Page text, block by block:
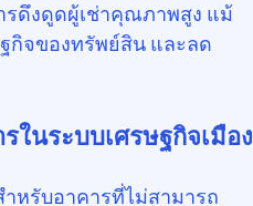
รดึงดูดผู้เช่าคุณภาพสูง แม้
กิจของทรัพย์สิน และลด
ในระบบเศรษฐกิจเมือง
หรับอาคารที่ไม่สามารถ